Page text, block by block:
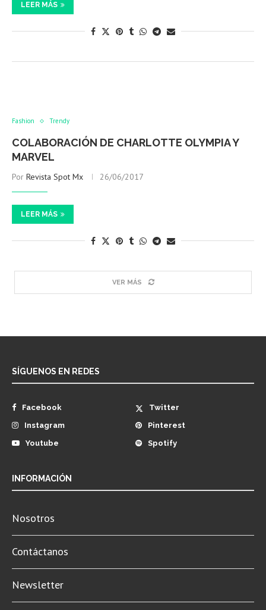
LEER MÁS
Fashion Trendy
COLABORACIÓN DE CHARLOTTE OLYMPIA Y
MARVEL
Por Revista Spot Mx 26/06/2017
LEER MÁS
VER MÁS
SÍGUENOS EN REDES
Facebook
Twitter
Instagram
Pinterest
Youtube
Spotify
INFORMACIÓN
Nosotros
Contáctanos
Newsletter